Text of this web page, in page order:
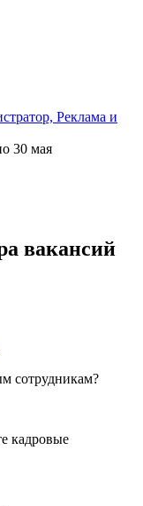
Реклама и
30 мая
вакансий
сотрудникам?
кадровые